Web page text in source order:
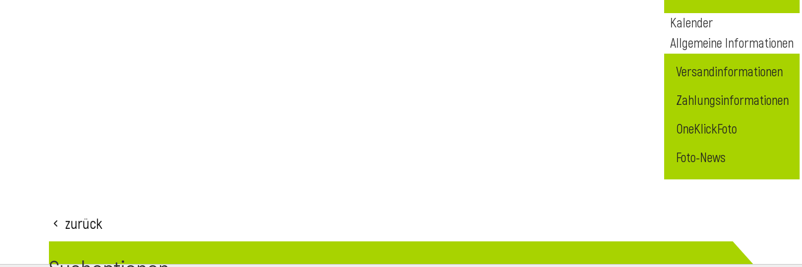
Kalender
Allgemeine Informationen
Versandinformationen
Zahlungsinformationen
OneKlickFoto
Foto-News
Zurück